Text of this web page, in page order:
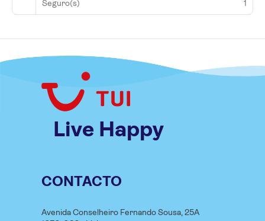
Seguro(s) 1
Live Happy
CONTACTO
Avenida Conselheiro Fernando Sousa, 25A